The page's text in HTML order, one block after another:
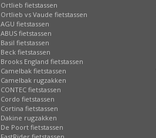
Ortlieb fietstassen
Ortlieb vs Vaude fietstassen
AGU fietstassen
ABUS fietstassen
Basil fietstassen
Beck fietstassen
Brooks England fietstassen
Camelbak fietstassen
Camelbak rugzakken
CONTEC fietstassen
Cordo fietstassen
Cortina fietstassen
Dakine rugzakken
De Poort fietstassen